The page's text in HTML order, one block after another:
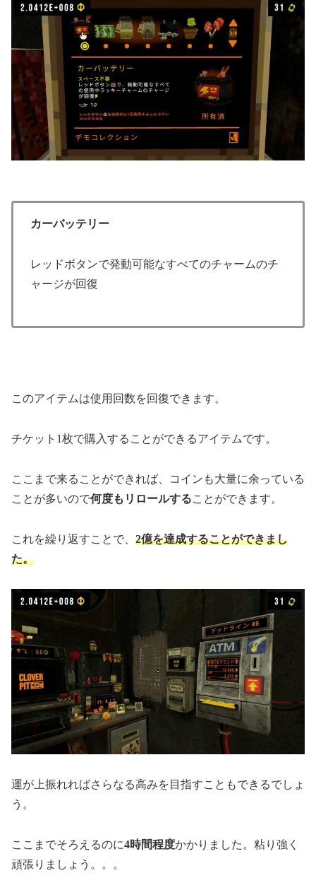
カーバッテリー
レッドボタンで発動可能なすべてのチャームのチ
ャージが回復
このアイテムは使用回数を回復できます。
チケット1枚で購入することができるアイテムです。
ここまで来ることができれば、コインも大量に余っている
ことが多いので何度もリロールすることができます。
これを繰り返すことで、 2億を達成することができまし
た。
運が上振れればさらなる高みを目指すこともできるでしょ
う。
ここまでそろえるのに4時間程度かかりました。粘り強く
頑張りましょう。。。